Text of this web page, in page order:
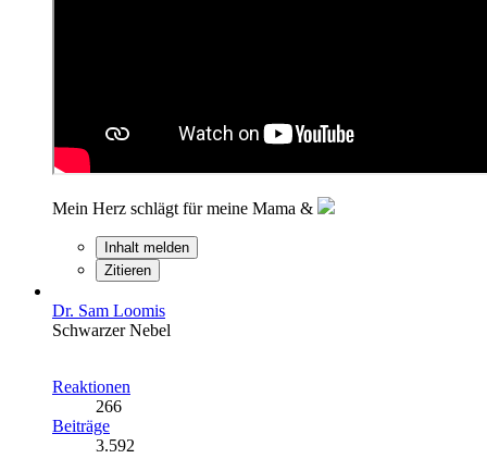
Mein Herz schlägt für meine Mama &
Inhalt melden
Zitieren
Dr. Sam Loomis
Schwarzer Nebel
Reaktionen
266
Beiträge
3.592